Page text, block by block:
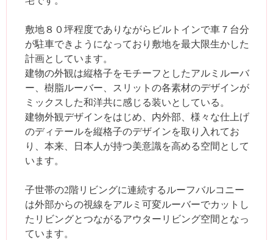
敷地８０坪程度でありながらビルトインで車７台分
が駐車できようになっており敷地を最大限生かした
計画としています。
建物の外観は縦格子をモチーフとしたアルミルーバ
ー、樹脂ルーバー、スリットの各素材のデザインが
ミックスした和洋共に感じる装いとしている。
建物外観デザインをはじめ、内外部、様々な仕上げ
のディテールを縦格子のデザインを取り入れてお
り、本来、日本人が持つ美意識を高める空間として
います。
子世帯の2階リビングに連続するルーフバルコニー
は外部からの視線をアルミ可変ルーバーでカットし
たリビングとつながるアウターリビング空間となっ
ています。